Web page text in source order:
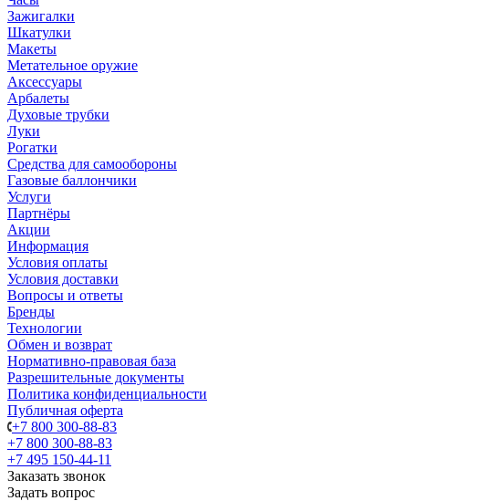
Зажигалки
Шкатулки
Макеты
Метательное оружие
Аксессуары
Арбалеты
Духовые трубки
Луки
Рогатки
Средства для самообороны
Газовые баллончики
Услуги
Партнёры
Акции
Информация
Условия оплаты
Условия доставки
Вопросы и ответы
Бренды
Технологии
Обмен и возврат
Нормативно-правовая база
Разрешительные документы
Политика конфиденциальности
Публичная оферта
+7 800 300-88-83
+7 800 300-88-83
+7 495 150-44-11
Заказать звонок
Задать вопрос